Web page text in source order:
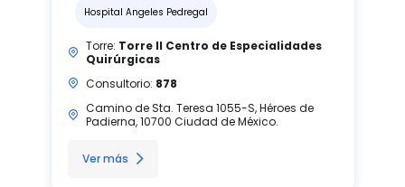
Hospital Angeles Pedregal
Torre: Torre II Centro de Especialidades
Quirúrgicas
Consultorio: 878
Camino de Sta. Teresa 1055-S, Héroes de
Padierna, 10700 Ciudad de México.
Ver más